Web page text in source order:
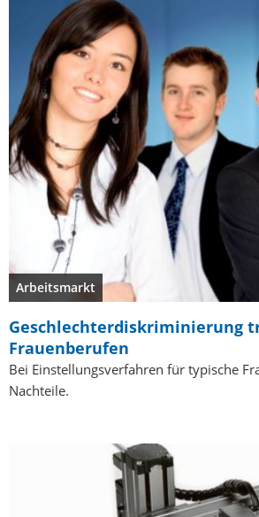
Arbeitsmarkt
Geschlechterdiskriminierung
Frauenberufen
Bei Einstellungsverfahren für typische
Nachteile.